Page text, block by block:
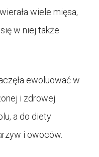
wiele mięsa,
w niej także
ewoluować w
i zdrowej.
a do diety
i owoców.